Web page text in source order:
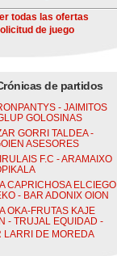
todas las ofertas
de juego
de partidos
- JAIMITOS
GOLOSINAS
GORRI TALDEA -
ASESORES
F.C - ARAMAIXO
CAPRICHOSA ELCIEGO
- BAR ADONIX OION
OKA-FRUTAS KAJE
- TRUJAL EQUIDAD -
LARRI DE MOREDA